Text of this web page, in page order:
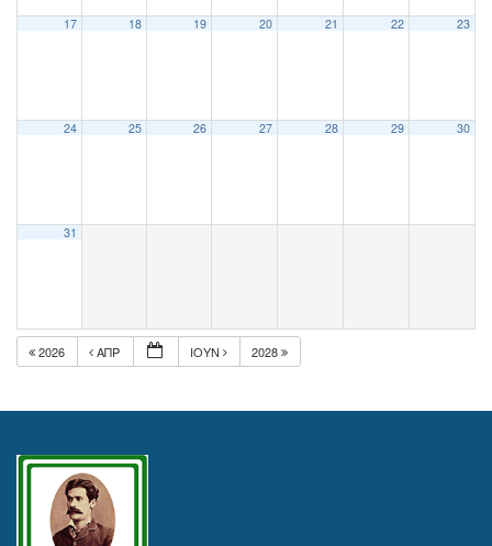
17 18 19 20 21 22 23
24 25 26 27 28 29 30
31
2026 ΑΠΡ ΙΟΎΝ 2028